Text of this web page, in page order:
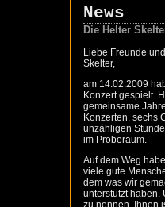
News
Die Helter
Liebe Freunde
Skelter,
am 14.02.2009
Konzert gespielt.
gemeinsame
Konzerten, sechs
unzähligen
im Proberaum.
Auf dem Weg
viele gute
dem was wir
unterstützt haben.
zu nennen. Ihnen